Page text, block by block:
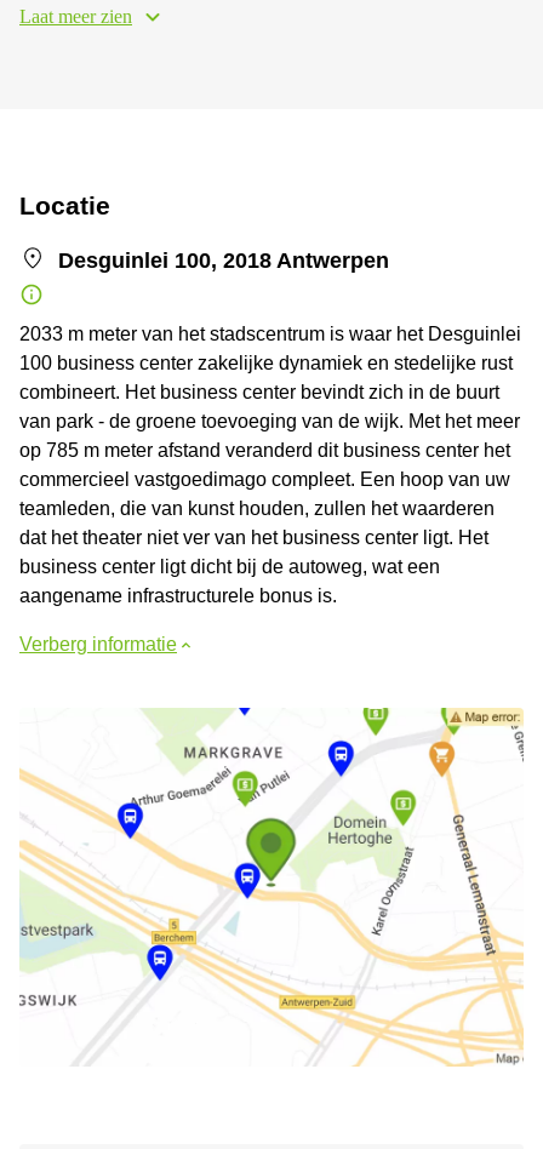
Laat meer zien
Locatie
Desguinlei 100, 2018 Antwerpen
2033 m meter van het stadscentrum is waar het Desguinlei
100 business center zakelijke dynamiek en stedelijke rust
combineert. Het business center bevindt zich in de buurt
van park - de groene toevoeging van de wijk. Met het meer
op 785 m meter afstand veranderd dit business center het
commercieel vastgoedimago compleet. Een hoop van uw
teamleden, die van kunst houden, zullen het waarderen
dat het theater niet ver van het business center ligt. Het
business center ligt dicht bij de autoweg, wat een
aangename infrastructurele bonus is.
Verberg informatie